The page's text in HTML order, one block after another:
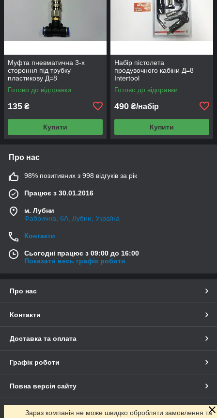
Муфта пневматична 3-х
стороння під трубку
пластикову Д=8
Готово до відправки
135 ₴
Купити
Набір пістолета
продувочного кабіни Д=8
Intertool
Готово до відправки
490 ₴/набір
Купити
Про нас
98% позитивних з 998 відгуків за рік
Працює з 30.01.2016
м. Лубни
Фабрична, 6А, Лубни, Україна
Контакти
Сьогодні працює з 09:00 до 16:00
Показати весь графік роботи
Про нас
Контакти
Доставка та оплата
Графік роботи
Повна версія сайту
Сайт створено на маркетплейсі Prom.ua
Зараз компанія не може швидко обробляти замовлення та